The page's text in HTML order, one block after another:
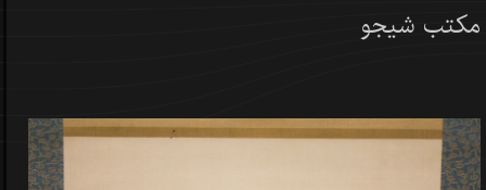
مکتب شیجو